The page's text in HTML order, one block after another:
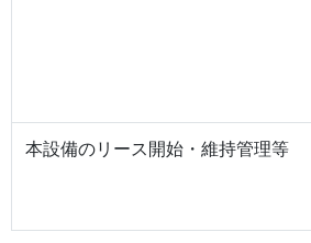
本設備のリース開始・維持管理等